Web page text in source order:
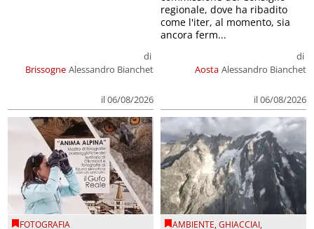
Brissogne
di
Alessandro Bianchet
il 06/08/2026
Aosta
di
Alessandro Bianchet
il 06/08/2026
regionale, dove ha ribadito
come l'iter, al momento, sia
ancora ferm...
FOTOGRAFIA AMBIENTE,GHIACCIAI,